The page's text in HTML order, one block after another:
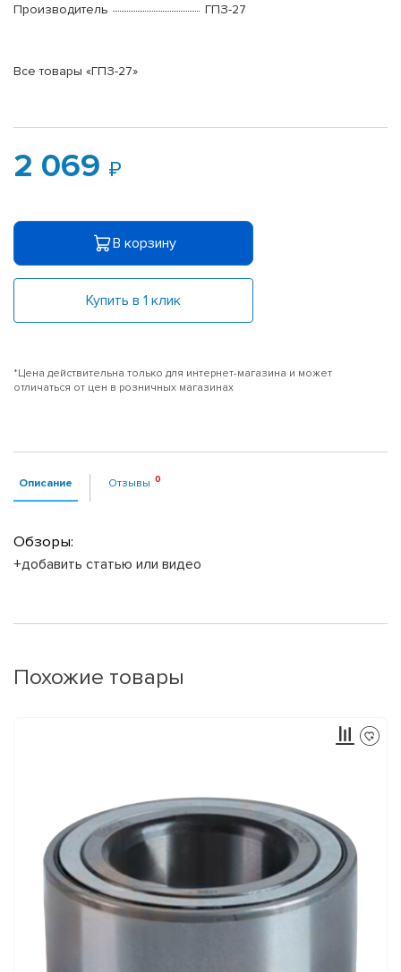
Производитель
ГПЗ-27
Все товары «ГПЗ-27»
2 069
В корзину
Купить в 1 клик
*Цена действительна только для интернет-магазина и может
отличаться от цен в розничных магазинах
Описание Отзывы
Обзоры:
+добавить статью или видео
Похожие товары